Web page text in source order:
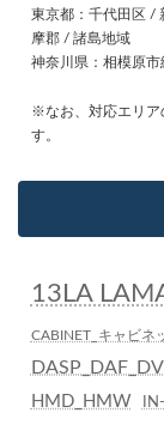
東京都：千代田区 /
摩郡 / 諸島地域
神奈川県：相模原
※なお、対応エリア
す。
13LA
CABINET_キャビネ
HMD_HMW